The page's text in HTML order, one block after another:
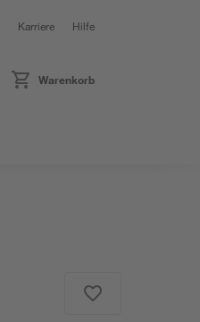
Karriere Hilfe
Warenkorb